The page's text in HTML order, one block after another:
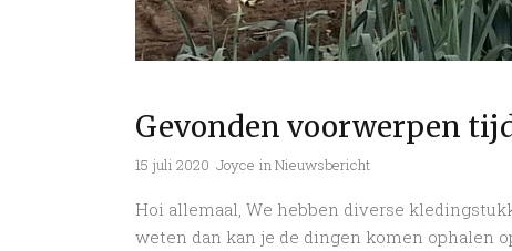
Gevonden voorwerpen
15 juli 2020 Joyce inNieuwsbericht
Hoi allemaal, We hebben diverse
weten dan kan je de dingen komen ophalen